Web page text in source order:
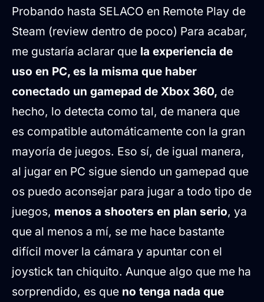
Probando hasta SELACO en Remote Play de
Steam (review dentro de poco) Para acabar,
me gustaría aclarar que la experiencia de
uso en PC, es la misma que haber
conectado un gamepad de Xbox 360, de
hecho, lo detecta como tal, de manera que
es compatible automáticamente con la gran
mayoría de juegos. Eso sí, de igual manera,
al jugar en PC sigue siendo un gamepad que
os puedo aconsejar para jugar a todo tipo de
juegos, menos a shooters en plan serio, ya
que al menos a mí, se me hace bastante
difícil mover la cámara y apuntar con el
joystick tan chiquito. Aunque algo que me ha
sorprendido, es que no tenga nada que